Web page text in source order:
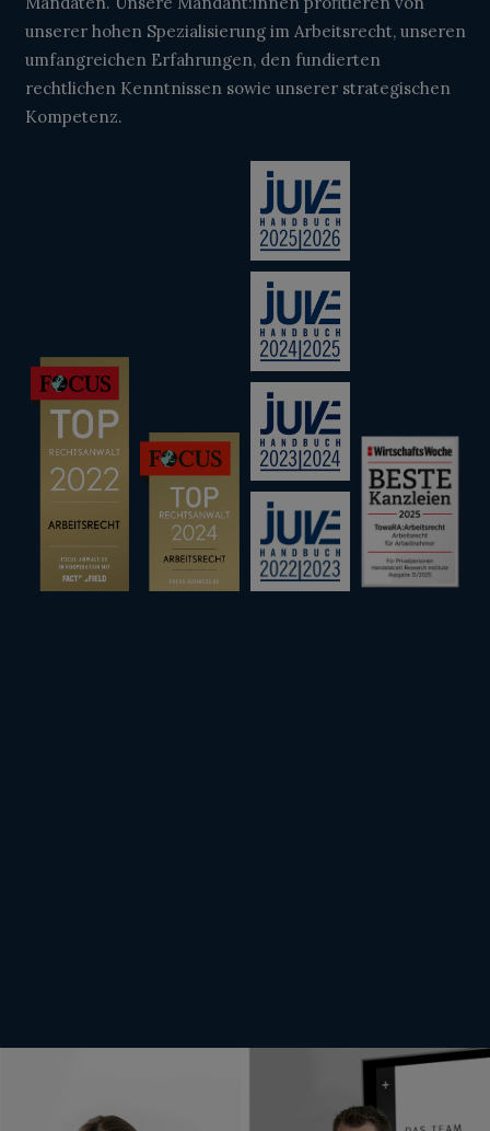
unserer hohen Spezialisierung im Arbeitsrecht, unseren
umfangreichen Erfahrungen, den fundierten
rechtlichen Kenntnissen sowie unserer strategischen
Kompetenz.